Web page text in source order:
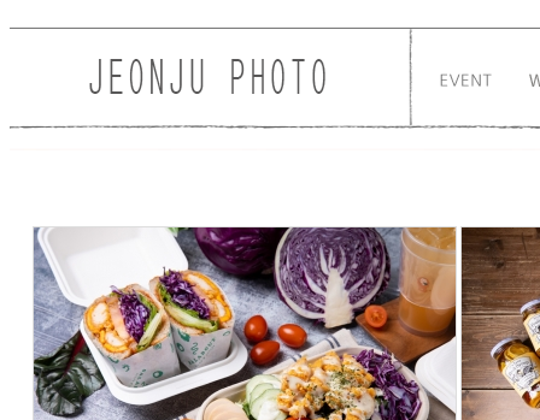
206
Sketchbook5, 스케치북5
Sketchbook5, 스케치북5